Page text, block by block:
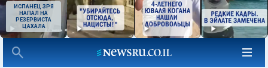
ИСПАНЕЦ ЗРЯ
НАПАЛ НА
РЕЗЕРВИСТА
ЦАХАЛА